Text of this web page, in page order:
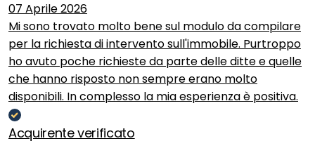
07 Aprile 2026
Mi sono trovato molto bene sul modulo da compilare
per la richiesta di intervento sull'immobile. Purtroppo
ho avuto poche richieste da parte delle ditte e quelle
che hanno risposto non sempre erano molto
disponibili. In complesso la mia esperienza è positiva.
Acquirente verificato